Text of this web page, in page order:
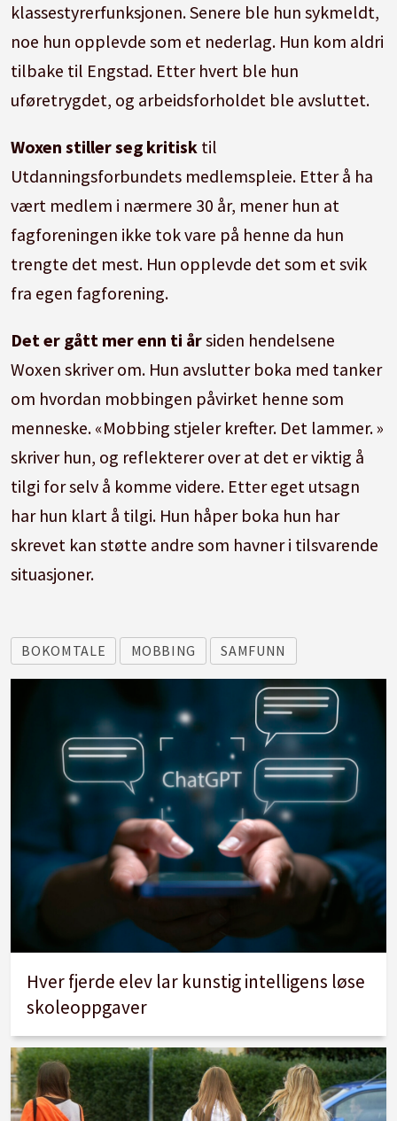
klassestyrerfunksjonen. Senere ble hun sykmeldt,
noe hun opplevde som et nederlag. Hun kom aldri
tilbake til Engstad. Etter hvert ble hun
uføretrygdet, og arbeidsforholdet ble avsluttet.
Woxen stiller seg kritisk til
Utdanningsforbundets medlemspleie. Etter å ha
vært medlem i nærmere 30 år, mener hun at
fagforeningen ikke tok vare på henne da hun
trengte det mest. Hun opplevde det som et svik
fra egen fagforening.
Det er gått mer enn ti årsiden hendelsene
Woxen skriver om. Hun avslutter boka med tanker
om hvordan mobbingen påvirket henne som
menneske. «Mobbing stjeler krefter. Det lammer. »
skriver hun, og reflekterer over at det er viktig å
tilgi for selv å komme videre. Etter eget utsagn
har hun klart å tilgi. Hun håper boka hun har
skrevet kan støtte andre som havner i tilsvarende
situasjoner.
BOKOMTALE MOBBING SAMFUNN
Hver fjerde elev lar kunstig intelligens løse
skoleoppgaver